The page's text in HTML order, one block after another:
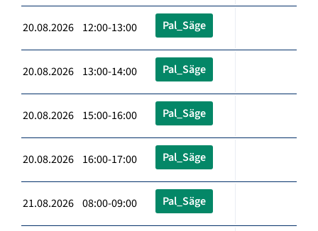
20.08.2026 12:00-13:00 Pal_Säge
20.08.2026 13:00-14:00 Pal_Säge
20.08.2026 15:00-16:00 Pal_Säge
20.08.2026 16:00-17:00 Pal_Säge
21.08.2026 08:00-09:00 Pal_Säge